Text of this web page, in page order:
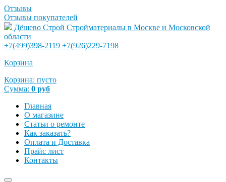
Отзывы
Отзывы покупателей
Дёшево Строй Стройматериалы в Москве и Московской
области
+7(499)398-2119 +7(926)229-7198
Корзина
Корзина: пусто
Сумма: 0 руб
Главная
О магазине
Статьи о ремонте
Как заказать?
Оплата и Доставка
Прайс лист
Контакты